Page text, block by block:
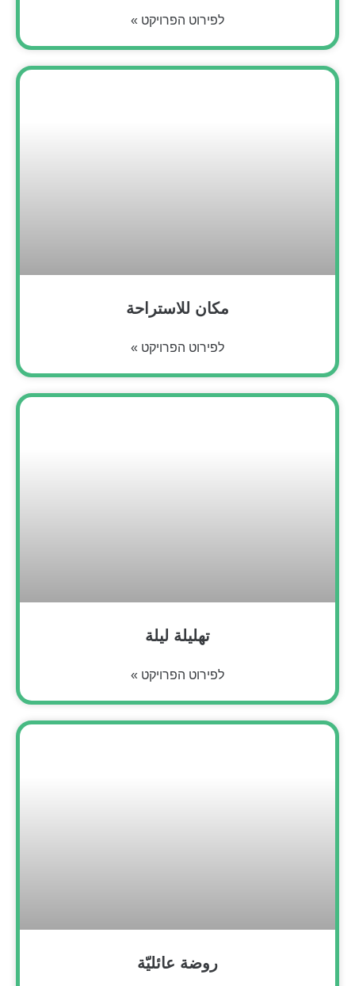
לפירוט הפרויקט »
مكان للاستراحة
לפירוט הפרויקט »
تهليلة ليلة
לפירוט הפרויקט »
روضة عائليّة